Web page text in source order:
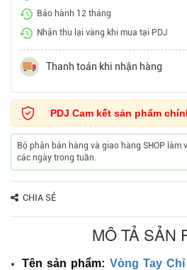
Bảo hành 12 tháng
Nhận thu lại vàng khi mua tại PDJ
Thanh toán khi nhận hàng
PDJ Cam kết sản phẩm
Bộ phận bán hàng và giao hàng SHOP làm
các ngày trong tuần.
CHIA SẺ
MÔ TẢ SẢN
Tên sản phẩm: Vòng Tay